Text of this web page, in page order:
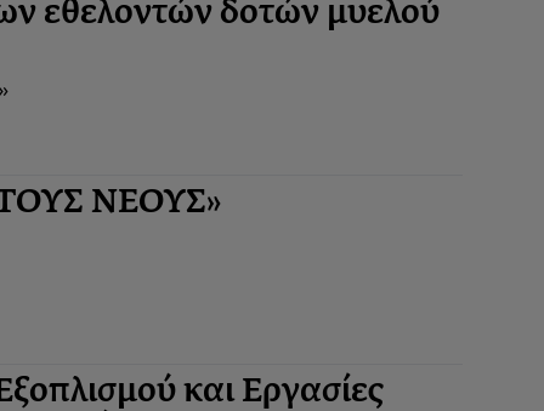
εθελοντών δοτών μυελού
ΝΕΟΥΣ»
και Εργασίες